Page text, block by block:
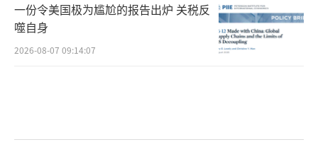
一份令美国极为尴尬的报告出炉 关税反
噬自身
2026-08-07 09:14:07